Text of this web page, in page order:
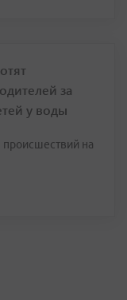
за
у воды
происшествий на